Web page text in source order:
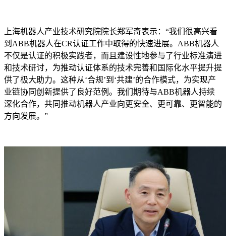
上海机器人产业技术研究院院长郑军奇表示：“我们很高兴看
到ABB机器人在CR认证工作中取得的快速进展。ABB机器人
不仅是认证的积极实践者，而且建设性地参与了行业标准演进
和技术研讨，为推动认证体系的技术完善和国际化水平提升提
供了极大助力。这种从‘合规’到‘共建’的合作模式，为实现产
业链协同创新提供了良好范例。我们期待与ABB机器人持续
深化合作，共同推动机器人产业向更安全、更可靠、更智能的
方向发展。”